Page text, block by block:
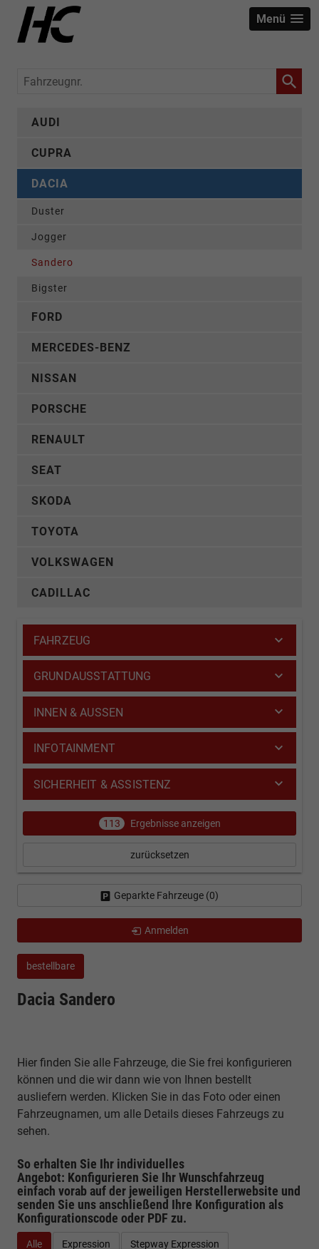
Menü
bestellbare
Dacia Sandero
Hier finden Sie alle Fahrzeuge, die Sie frei konfigurieren
können und die wir dann wie von Ihnen bestellt
ausliefern werden. Klicken Sie in das Foto oder einen
Fahrzeugnamen, um alle Details dieses Fahrzeugs zu
sehen.
So erhalten Sie Ihr individuelles
Angebot: Konfigurieren Sie Ihr Wunschfahrzeug
einfach vorab auf der jeweiligen Herstellerwebsite und
senden Sie uns anschließend Ihre Konfiguration als
Konfigurationscode oder PDF zu.
Alle Expression Stepway Expression
Fahrzeugnr.
AUDI
CUPRA
DACIA
Duster
Jogger
Sandero
Bigster
FORD
MERCEDES-BENZ
NISSAN
PORSCHE
RENAULT
SEAT
SKODA
TOYOTA
VOLKSWAGEN
CADILLAC
FAHRZEUG
GRUNDAUSSTATTUNG
INNEN & AUSSEN
INFOTAINMENT
SICHERHEIT & ASSISTENZ
113 Ergebnisse anzeigen
zurücksetzen
Geparkte Fahrzeuge (0)
Anmelden